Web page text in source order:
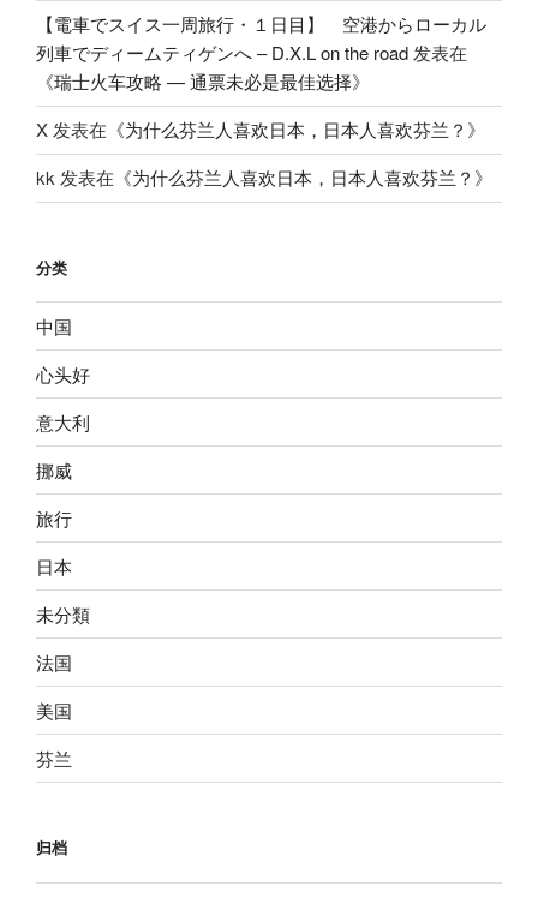
【電車でスイス一周旅行・１日目】 空港からローカル
列車でディームティゲンへ – D.X.L on the road 发表在
《瑞士火车攻略 — 通票未必是最佳选择》
X 发表在《为什么芬兰人喜欢日本，日本人喜欢芬兰？ 》
kk 发表在《为什么芬兰人喜欢日本，日本人喜欢芬兰？ 》
分类
中国
心头好
意大利
挪威
旅行
日本
未分類
法国
美国
芬兰
归档